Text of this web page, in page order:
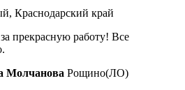
Краснодарский край
прекрасную работу! Все
Молчанова Рощино(ЛО)